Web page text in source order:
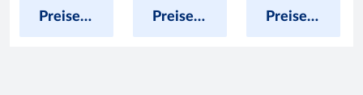
Preise anzeigen Preise anzeigen Preise anzeigen